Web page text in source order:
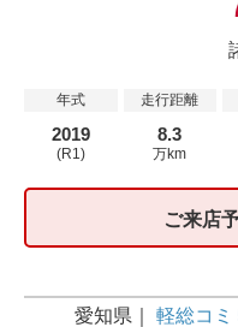
年式
2019
(R1)
走行距離
8.3
万km
ご来店
愛知県
軽総コミ